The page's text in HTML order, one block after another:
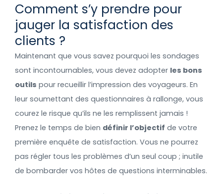
Comment s’y prendre pour
jauger la satisfaction des
clients ?
Maintenant que vous savez pourquoi les sondages
sont incontournables, vous devez adopter les bons
outils pour recueillir l’impression des voyageurs. En
leur soumettant des questionnaires à rallonge, vous
courez le risque qu’ils ne les remplissent jamais !
Prenez le temps de bien définir l’objectif de votre
première enquête de satisfaction. Vous ne pourrez
pas régler tous les problèmes d’un seul coup ; inutile
de bombarder vos hôtes de questions interminables.